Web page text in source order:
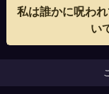
私は誰かに呪わ
い